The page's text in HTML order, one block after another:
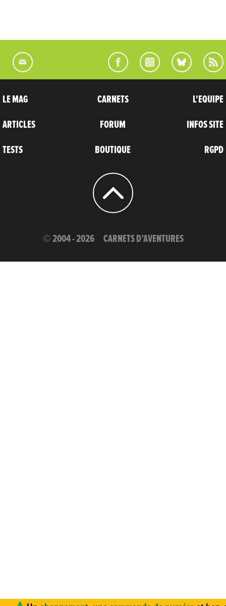
LE MAG
ARTICLES
TESTS
CARNETS
FORUM
BOUTIQUE
L'EQUIPE
INFOS SITE
RGPD
© 2004 - 2026 CARNETS D’AVENTURES